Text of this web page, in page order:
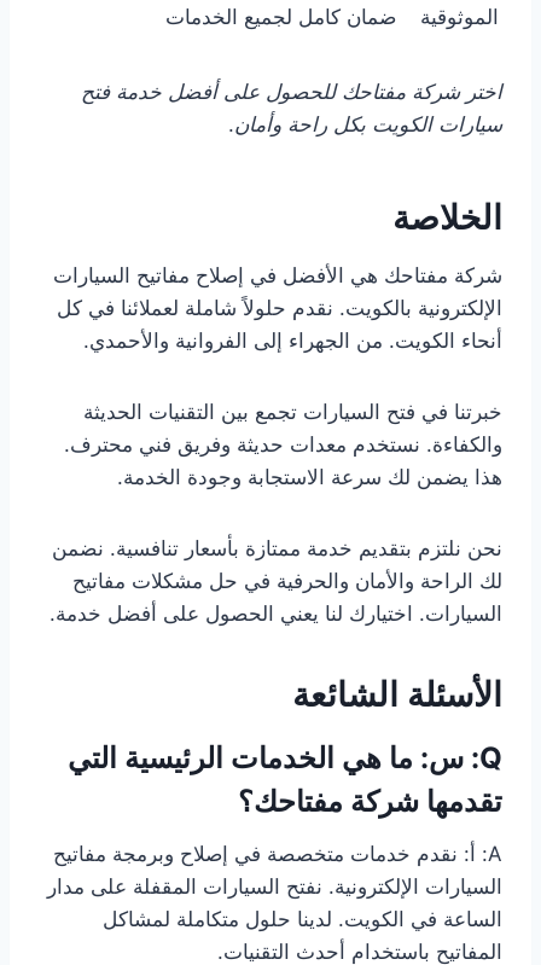
الموثوقية
ضمان كامل لجميع الخدمات
اختر شركة مفتاحك للحصول على أفضل خدمة فتح
سيارات الكويت بكل راحة وأمان.
الخلاصة
شركة مفتاحك هي الأفضل في إصلاح مفاتيح السيارات
الإلكترونية بالكويت. نقدم حلولاً شاملة لعملائنا في كل
أنحاء الكويت. من الجهراء إلى الفروانية والأحمدي.
خبرتنا في فتح السيارات تجمع بين التقنيات الحديثة
والكفاءة. نستخدم معدات حديثة وفريق فني محترف.
هذا يضمن لك سرعة الاستجابة وجودة الخدمة.
نحن نلتزم بتقديم خدمة ممتازة بأسعار تنافسية. نضمن
لك الراحة والأمان والحرفية في حل مشكلات مفاتيح
السيارات. اختيارك لنا يعني الحصول على أفضل خدمة.
الأسئلة الشائعة
Q: س: ما هي الخدمات الرئيسية التي
تقدمها شركة مفتاحك؟
A: أ: نقدم خدمات متخصصة في إصلاح وبرمجة مفاتيح
السيارات الإلكترونية. نفتح السيارات المقفلة على مدار
الساعة في الكويت. لدينا حلول متكاملة لمشاكل
المفاتيح باستخدام أحدث التقنيات.